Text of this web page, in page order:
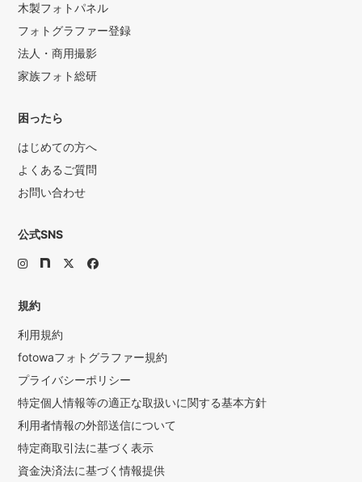
木製フォトパネル
フォトグラファー登録
法人・商用撮影
家族フォト総研
困ったら
はじめての方へ
よくあるご質問
お問い合わせ
公式SNS
規約
利用規約
fotowaフォトグラファー規約
プライバシーポリシー
特定個人情報等の適正な取扱いに関する基本方針
利用者情報の外部送信について
特定商取引法に基づく表示
資金決済法に基づく情報提供